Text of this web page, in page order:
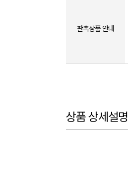
판촉상품 안내
상품 상세설명